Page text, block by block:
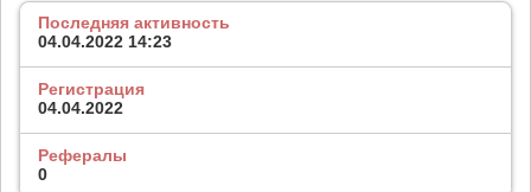
Последняя активность
04.04.2022 14:23
Регистрация
04.04.2022
Рефералы
0